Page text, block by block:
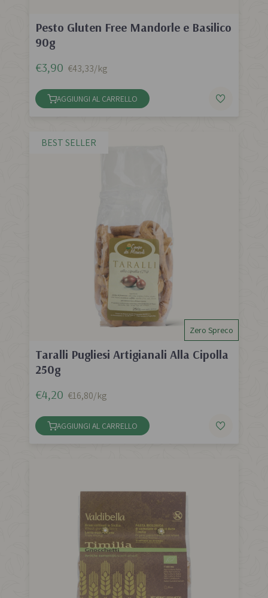
Pesto Gluten Free Mandorle e Basilico
90g
€3,90 €43,33/kg
AGGIUNGI AL CARRELLO
Zero Spreco
Taralli Pugliesi Artigianali Alla Cipolla
250g
BEST SELLER
€4,20 €16,80/kg
AGGIUNGI AL CARRELLO